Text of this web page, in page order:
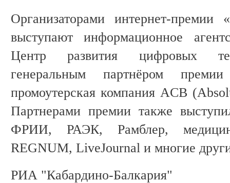
Организаторами интернет-
выступают информационное
Центр развития цифровых
генеральным партнёром
промоутерская компания ACB
Партнерами премии также
ФРИИ, РАЭК, Рамблер,
REGNUM, LiveJournal и многие
РИА "Кабардино-Балкария"